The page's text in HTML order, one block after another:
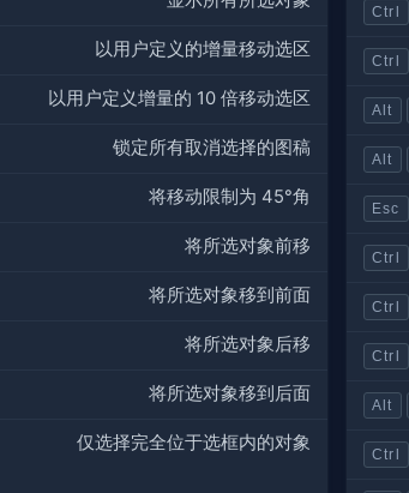
以用户定义的增量移动选区
以用户定义增量的 10 倍移动选区
锁定所有取消选择的图稿
将移动限制为 45°角
将所选对象前移
将所选对象移到前面
将所选对象后移
将所选对象移到后面
仅选择完全位于选框内的对象
Ctrl
Ctrl
Alt
Alt
Esc
Ctrl
Ctrl
Ctrl
Alt
Ctrl